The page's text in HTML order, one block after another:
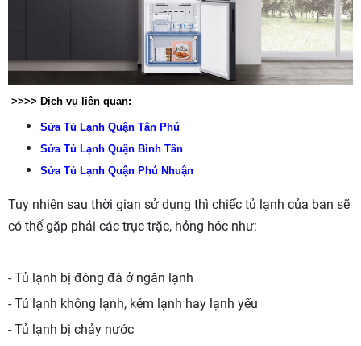
>>>> Dịch vụ liên quan:
Sửa Tủ Lạnh Quận Tân Phú
Sửa Tủ Lạnh Quận Bình Tân
Sửa Tủ Lạnh Quận Phú Nhuận
Tuy nhiên sau thời gian sử dụng thì chiếc tủ lạnh của ban sẽ
có thể gặp phải các trục trặc, hỏng hóc như:
- Tủ lạnh bị đóng đá ở ngăn lạnh
- Tủ lạnh không lạnh, kém lạnh hay lạnh yếu
- Tủ lạnh bị chảy nước